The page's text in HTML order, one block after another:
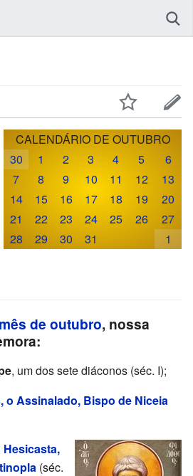
CALENDÁRIO DE OUTUBRO
30
1 2 3 4 5
6
7
8 9 10 11 12
13
14
15 16 17 18 19
20
21
22 23 24 25 26
27
28
29 30 31 1
de outubro, nossa
, um dos sete diáconos (séc. I);
o Assinalado, Bispo de Niceia
Hesicasta,
(séc.